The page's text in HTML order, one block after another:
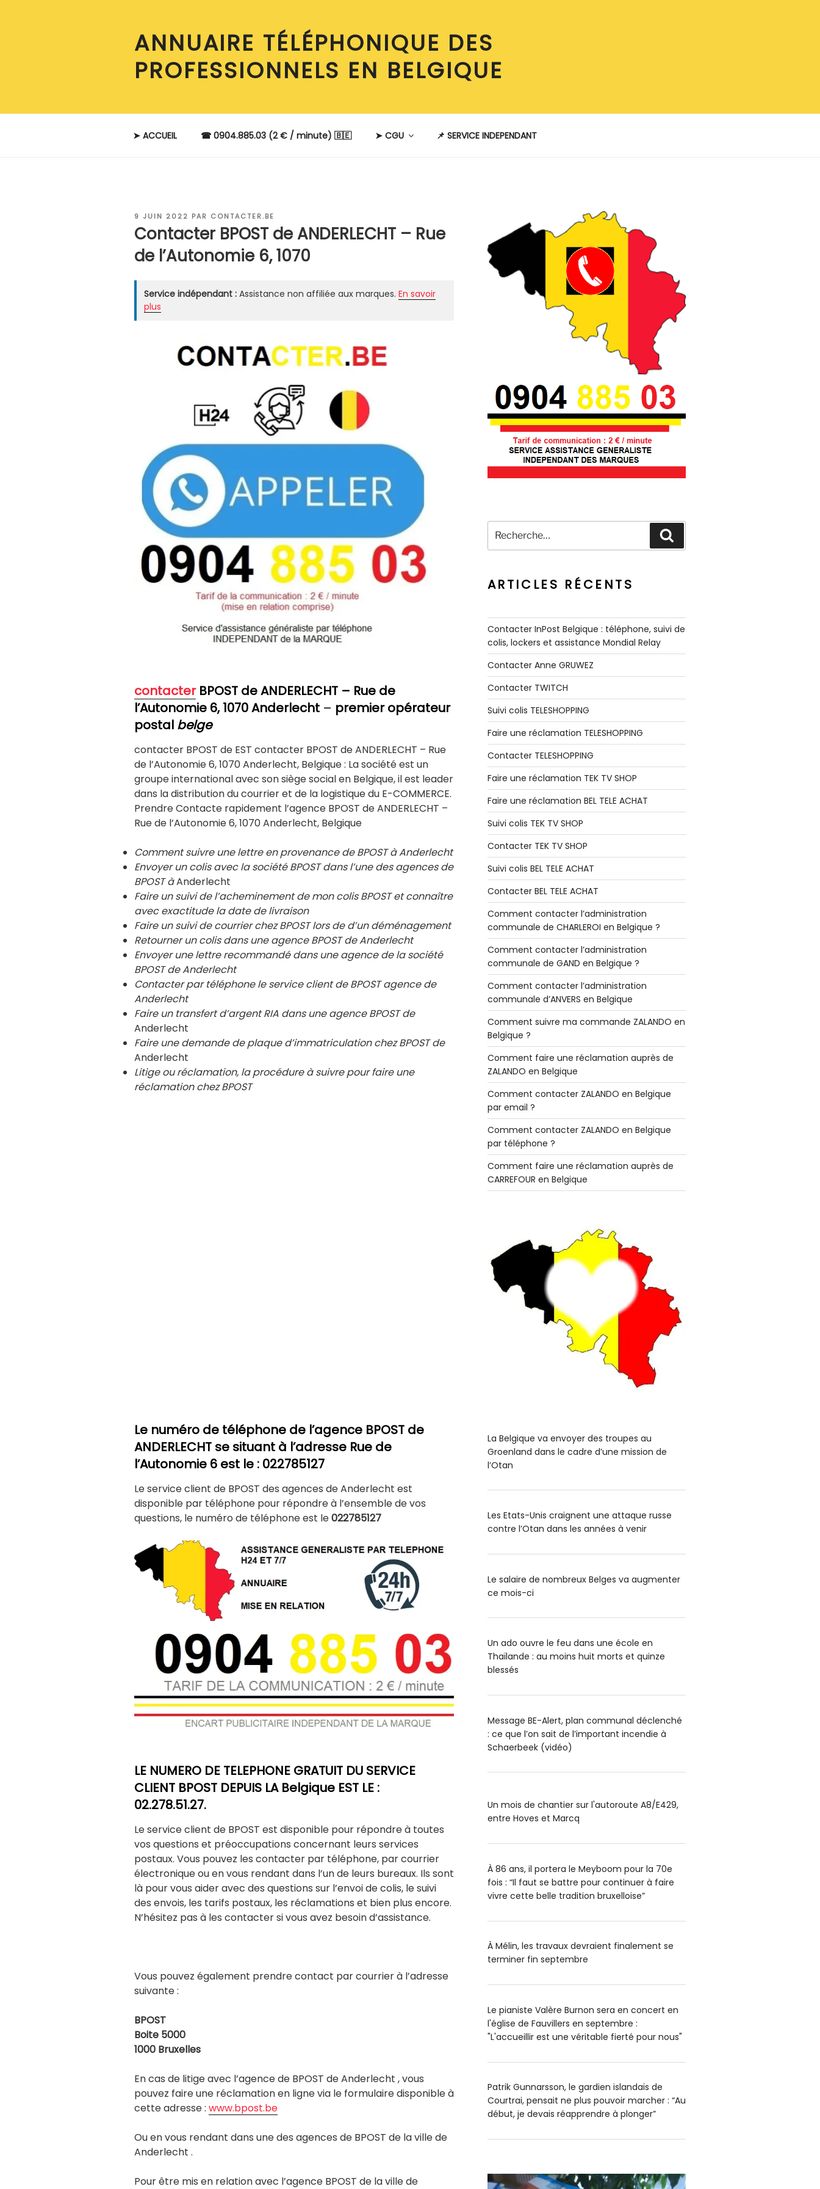
ANNUAIRE TÉLÉPHONIQUE DES
PROFESSIONNELS EN BELGIQUE
➤ ACCUEIL ☎ 0904.885.03 (2 € / minute) 🇧🇪 ➤ CGU 📌 SERVICE INDEPENDANT
PUBLIÉ
LE
9 JUIN 2022 PAR CONTACTER.BE
Contacter BPOST de ANDERLECHT – Rue
de l’Autonomie 6, 1070
Service indépendant : Assistance non affiliée aux marques. En savoir
plus
contacterBPOST de ANDERLECHT – Rue de
l’Autonomie 6, 1070Anderlecht – premier opérateur
postal belge
contacter BPOST de EST contacter BPOST de ANDERLECHT – Rue
de l’Autonomie 6, 1070 Anderlecht, Belgique : La société est un
groupe international avec son siège social en Belgique, il est leader
dans la distribution du courrier et de la logistique du E-COMMERCE.
Prendre Contacte rapidement l’agence BPOST de ANDERLECHT –
Rue de l’Autonomie 6, 1070 Anderlecht, Belgique
Comment suivre une lettre en provenance de BPOST à Anderlecht
Envoyer un colis avec la société BPOST dans l’une des agences de
BPOST àAnderlecht
Faire un suivi de l’acheminement de mon colis BPOST et connaître
avec exactitude la date de livraison
Faire un suivi de courrier chez BPOST lors de d’un déménagement
Retourner un colis dans une agence BPOST de Anderlecht
Envoyer une lettre recommandé dans une agence de la société
BPOST de Anderlecht
Contacter par téléphone le service client de BPOST agence de
Anderlecht
Faire un transfert d’argent RIA dans une agence BPOST de
Anderlecht
Faire une demande de plaque d’immatriculation chez BPOST de
Anderlecht
Litige ou réclamation, la procédure à suivre pour faire une
réclamation chez BPOST
Le numéro de téléphone de l’agence BPOST de
ANDERLECHT se situant à l’adresse Rue de
l’Autonomie 6 est le : 022785127
Le service client de BPOST des agences de Anderlecht est
disponible par téléphone pour répondre à l’ensemble de vos
questions, le numéro de téléphone est le022785127
LE NUMERO DE TELEPHONE GRATUIT DU SERVICE
CLIENT BPOST DEPUIS LA Belgique EST LE :
02.278.51.27.
Le service client de BPOST est disponible pour répondre à toutes
vos questions et préoccupations concernant leurs services
postaux. Vous pouvez les contacter par téléphone, par courrier
électronique ou en vous rendant dans l’un de leurs bureaux. Ils sont
là pour vous aider avec des questions sur l’envoi de colis, le suivi
des envois, les tarifs postaux, les réclamations et bien plus encore.
N’hésitez pas à les contacter si vous avez besoin d’assistance.
Vous pouvez également prendre contact par courrier à l’adresse
suivante :
BPOST
Boite 5000
1000 Bruxelles
En cas de litige avec l’agence de BPOST de Anderlecht , vous
pouvez faire une réclamation en ligne via le formulaire disponible à
cette adresse : www.bpost.be
Ou en vous rendant dans une des agences de BPOST de la ville de
Anderlecht .
Pour être mis en relation avec l’agence BPOST de la ville de
pour
:
ARTICLES RÉCENTS
Contacter InPost Belgique : téléphone, suivi de
colis, lockers et assistance Mondial Relay
Contacter Anne GRUWEZ
Contacter TWITCH
Suivi colis TELESHOPPING
Faire une réclamation TELESHOPPING
Contacter TELESHOPPING
Faire une réclamation TEK TV SHOP
Faire une réclamation BEL TELE ACHAT
Suivi colis TEK TV SHOP
Contacter TEK TV SHOP
Suivi colis BEL TELE ACHAT
Contacter BEL TELE ACHAT
Comment contacter l’administration
communale de CHARLEROI en Belgique ?
Comment contacter l’administration
communale de GAND en Belgique ?
Comment contacter l’administration
communale d’ANVERS en Belgique
Comment suivre ma commande ZALANDO en
Belgique ?
Comment faire une réclamation auprès de
ZALANDO en Belgique
Comment contacter ZALANDO en Belgique
par email ?
Comment contacter ZALANDO en Belgique
par téléphone ?
Comment faire une réclamation auprès de
CARREFOUR en Belgique
La Belgique va envoyer des troupes au
Groenland dans le cadre d’une mission de
l’Otan
Les Etats-Unis craignent une attaque russe
contre l’Otan dans les années à venir
Le salaire de nombreux Belges va augmenter
ce mois-ci
Un ado ouvre le feu dans une école en
Thaïlande : au moins huit morts et quinze
blessés
Message BE-Alert, plan communal déclenché
: ce que l’on sait de l’important incendie à
Schaerbeek (vidéo)
Un mois de chantier sur l'autoroute A8/E429,
entre Hoves et Marcq
À 86 ans, il portera le Meyboom pour la 70e
fois : “Il faut se battre pour continuer à faire
vivre cette belle tradition bruxelloise”
À Mélin, les travaux devraient finalement se
terminer fin septembre
Le pianiste Valère Burnon sera en concert en
l'église de Fauvillers en septembre :
"L'accueillir est une véritable fierté pour nous"
Patrik Gunnarsson, le gardien islandais de
Courtrai, pensait ne plus pouvoir marcher : “Au
début, je devais réapprendre à plonger”